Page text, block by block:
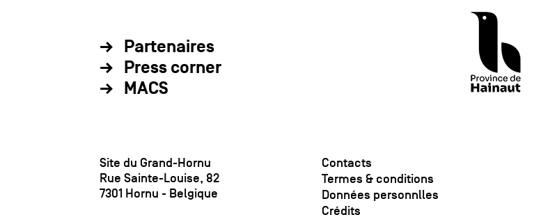
Partenaires
Press corner
MACS
Site du Grand-Hornu
Rue Sainte-Louise, 82
7301 Hornu - Belgique
Contacts
Termes & conditions
Données personnlles
Crédits